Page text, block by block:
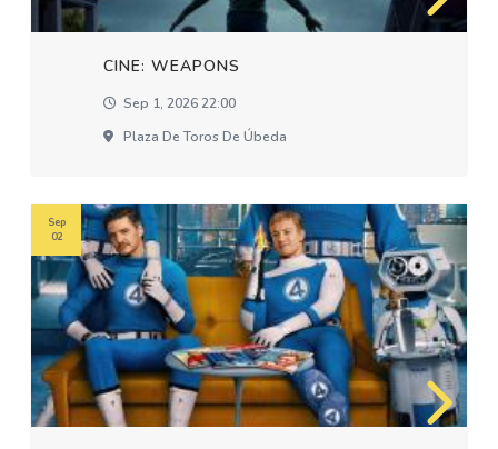
CINE: WEAPONS
Sep 1, 2026 22:00
Plaza De Toros De Úbeda
Sep
02